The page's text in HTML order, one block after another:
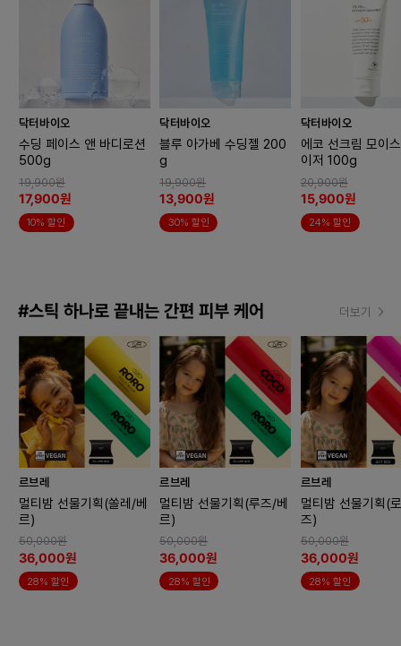
닥터바이오
수딩 페이스 앤 바디로션
500g
19,900원
17,900원
10% 할인
닥터바이오
블루 아가베 수딩젤 200
g
19,900원
13,900원
30% 할인
닥터바이오
에코 선크림 모이
이저 100g
20,900원
15,900원
24% 할인
#스틱 하나로 끝내는 간편 피부 케어 더보기
르브레
멀티밤 선물기획(쏠레/베
르)
50,000원
36,000원
28% 할인
르브레
멀티밤 선물기획(루즈/베
르)
50,000원
36,000원
28% 할인
르브레
멀티밤 선물기획(
즈)
50,000원
36,000원
28% 할인